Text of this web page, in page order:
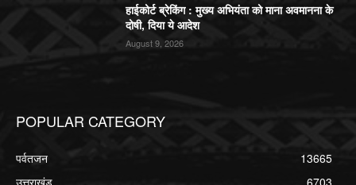
हाईकोर्ट ब्रेकिंग : मुख्य अभियंता को माना अवमानना के
दोषी, दिया ये आदेश
August 9, 2026
POPULAR CATEGORY
पर्वतजन
13665
उत्तराखंड
6703